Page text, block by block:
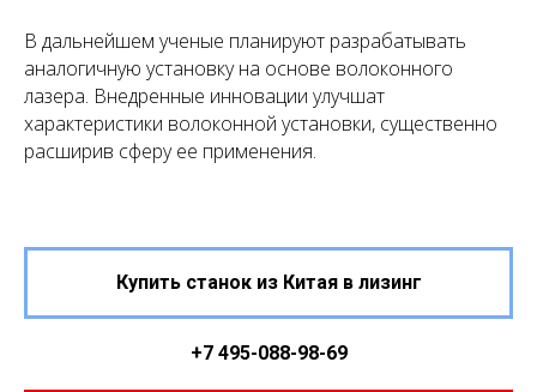
В дальнейшем ученые планируют разрабатывать
аналогичную установку на основе волоконного
лазера. Внедренные инновации улучшат
характеристики волоконной установки, существенно
расширив сферу ее применения.
Купить станок из Китая в лизинг
+7 495-088-98-69